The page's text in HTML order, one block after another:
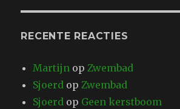
RECENTE REACTIES
Martijn opZwembad
Sjoerd opZwembad
Sjoerd op Geen kerstboom